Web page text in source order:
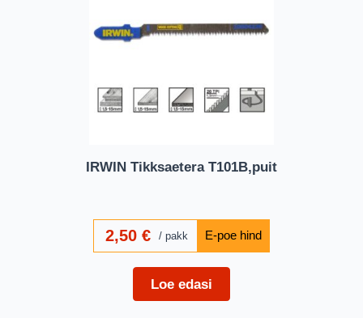
IRWIN Tikksaetera T101B,puit
2,50 € pakk
Loe edasi